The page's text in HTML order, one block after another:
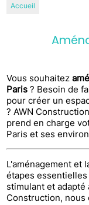
Accueil
Vous souhaitez
Paris ? Besoin de
pour créer un
? AWN
prend en charge
Paris et ses
L'aménagement et
étapes
stimulant et adapté
Construction,